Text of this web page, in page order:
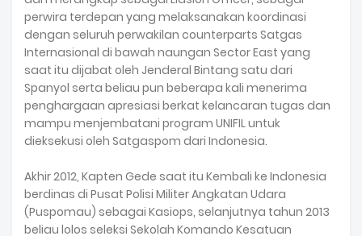
perwira terdepan yang melaksanakan koordinasi
dengan seluruh perwakilan counterparts Satgas
Internasional di bawah naungan Sector East yang
saat itu dijabat oleh Jenderal Bintang satu dari
Spanyol serta beliau pun beberapa kali menerima
penghargaan apresiasi berkat kelancaran tugas dan
mampu menjembatani program UNIFIL untuk
dieksekusi oleh Satgaspom dari Indonesia.
Akhir 2012, Kapten Gede saat itu Kembali ke Indonesia
berdinas di Pusat Polisi Militer Angkatan Udara
(Puspomau) sebagai Kasiops, selanjutnya tahun 2013
beliau lolos seleksi Sekolah Komando Kesatuan